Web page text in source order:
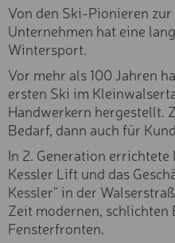
Snowbiken & Schlitten
fahren
Skikarten
Ski- & Boardservice
Sommer
Winter
Erwachsen
Jugend
Von den Ski-Pionieren
Unternehmen hat eine
Wintersport.
Vor mehr als 100 Jahren
ersten Ski im
Handwerkern hergestellt.
Bedarf, dann auch für
In 2. Generation
Kessler Lift und das
Kessler" in der
Zeit modernen,
Fensterfronten.